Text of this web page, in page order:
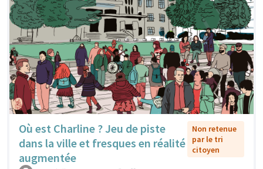
Où est Charline ? Jeu de piste
dans la ville et fresques en réalité
augmentée
Non retenue
par le tri
citoyen